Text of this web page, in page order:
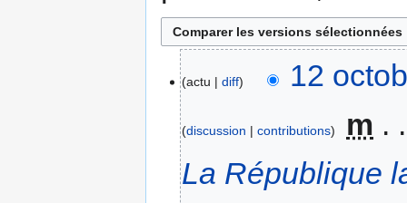
actu diff 12
discussion contributions
m
La République